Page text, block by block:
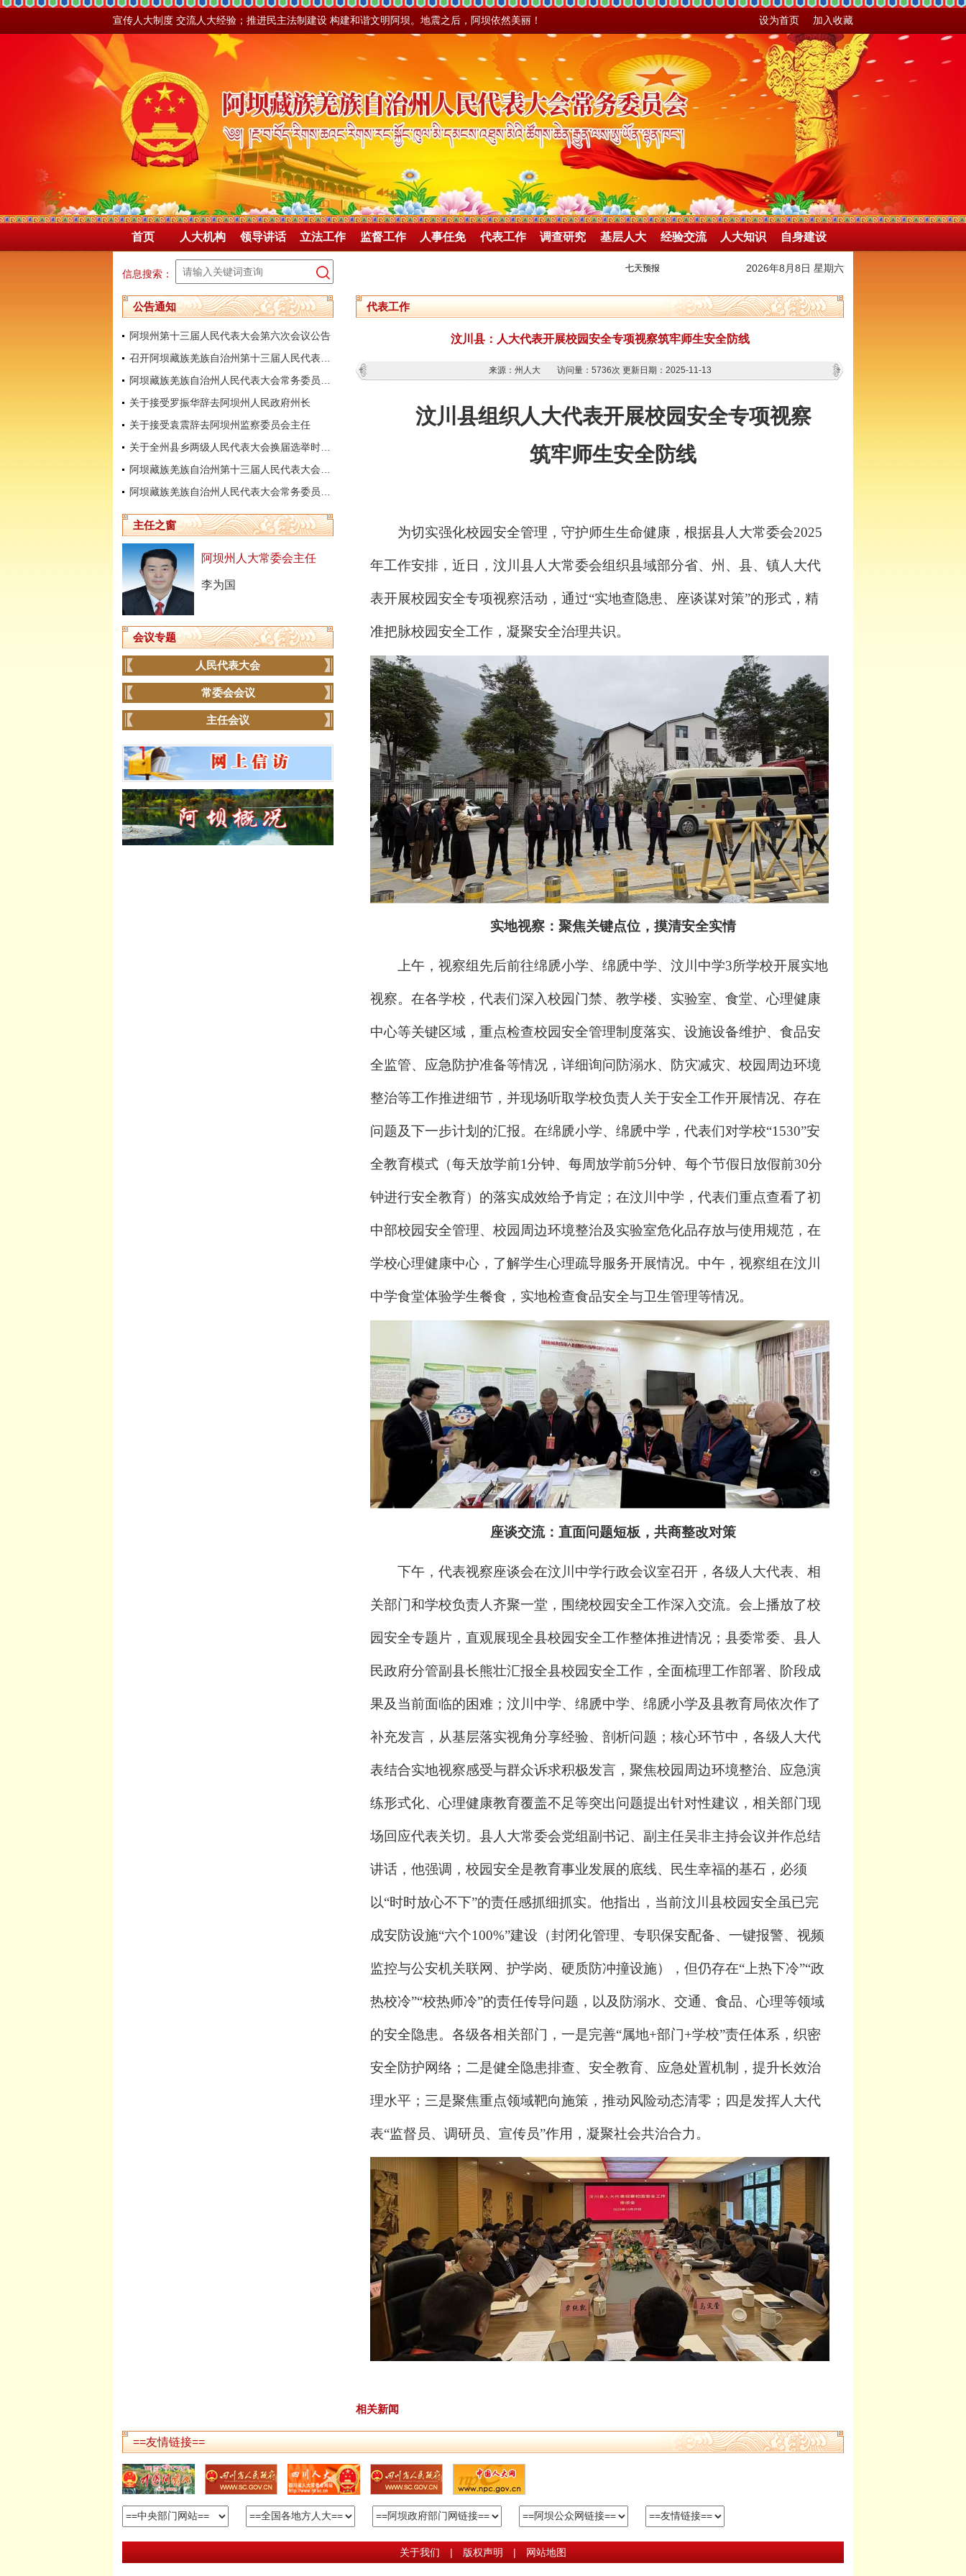
宣传人大制度 交流人大经验；推进民主法制建设 构建和谐文明阿坝。地震之后，阿坝依然美丽！ 设为首页 加入收藏
首页 人大机构 领导讲话 立法工作 监督工作 人事任免 代表工作 调查研究 基层人大 经验交流 人大知识 自身建设
信息搜索： 2026年8月8日 星期六
公告通知
阿坝州第十三届人民代表大会第六次会议公告
关于接受罗振华辞去阿坝州人民政府州长
关于接受袁震辞去阿坝州监察委员会主任
主任之窗
阿坝州人大常委会主任
李为国
会议专题
人民代表大会
常委会会议
主任会议
代表工作
汶川县：人大代表开展校园安全专项视察筑牢师生安全防线
来源：州人大 访问量： 5736次 更新日期：2025-11-13
汶川县组织人大代表开展校园安全专项视察
筑牢师生安全防线
为切实强化校园安全管理，守护师生生命健康，根据县人大常委会2025
年工作安排，近日 ，汶川县人大常委会组织县域部分省、州、县、镇人大代
表开展校园安全专项视察活动，通过“实地查隐患、座谈谋对策”的形式，精
准把脉校园安全工作，凝聚安全治理共识。
实地视察：聚焦关键点位，摸清安全实情
上午，视察组先后前往绵虒小学、绵虒中学、汶川中学3所学校开展实地
视察。在各学校，代表们深入校园门禁、教学楼、实验室、食堂、心理健康
中心等关键区域，重点检查校园安全管理制度落实、设施设备维护、食品安
全监管、应急防护准备等情况，详细询问防溺水、防灾减灾、校园周边环境
整治等工作推进细节，并现场听取学校负责人关于安全工作开展情况、存在
问题及下一步计划的汇报。在绵虒小学、绵虒中学，代表们对学校“1530”安
全教育模式（每天放学前1分钟、每周放学前5分钟、每个节假日放假前30分
钟进行安全教育）的落实成效给予肯定 ；在汶川中学，代表们重点查看了初
中部校园安全管理、校园周边环境整治及实验室危化品存放与使用规范，在
学校心理健康中心，了解学生心理疏导服务开展情况。中午，视察组在汶川
中学食堂体验学生餐食，实地检查食品安全与卫生管理等情况。
座谈交流：直面问题短板，共商整改对策
下午，代表视察座谈会在汶川中学行政会议室召开， 各级人大代表、相
关部门和学校负责人 齐聚一堂，围绕校园安全工作深入交流。会 上播放了校
园安全专题片，直观展现全县校园安全工作整体推进情况；县委常委、县人
民政府分管副县长熊壮汇报全县校园安全工作，全面梳理工作部署、阶段成
果及当前面临的困难；汶川中学、绵虒中学、绵虒小学及县教育局依次作了
补充发言，从基层落实视角分享经验、剖析问题；核心环节中，各级人大代
表结合实地视察感受与群众诉求积极发言，聚焦校园周边环境整治、应急演
练形式化、心理健康教育覆盖不足等突出问题提出针对性建议，相关部门现
场回应代表关切。县人大常委会党组副书记、副主任吴非主持会议并作总结
讲话，他强调，校园安全是教育事业发展的底线、民生幸福的基石，必须
以“时时放心不下”的责任感抓细抓实。他指出，当前汶川县校园安全虽已完
成安防设施“六个100%”建设（封闭化管理、专职保安配备、一键报警、视频
监控与公安机关联网、护学岗、硬质防冲撞设施），但仍存在“上热下冷”“政
热校冷”“校热师冷”的责任传导问题，以及防溺水、交通、食品、心理等领域
的安全隐患。各级各相关部门，一是完善“属地+部门+学校”责任体系，织密
安全防护网络；二是健全隐患排查、安全教育、应急处置机制，提升长效治
理水平；三是聚焦重点领域靶向施策，推动风险动态清零；四是发挥人大代
表“监督员、调研员、宣传员”作用，凝聚社会共治合力。
相关新闻
==友情链接==
关于我们 | 版权声明 | 网站地图